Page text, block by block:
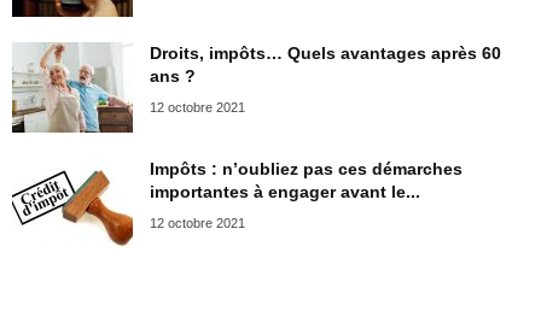
Droits, impôts… Quels avantages après 60
ans ?
12 octobre 2021
Impôts : n’oubliez pas ces démarches
importantes à engager avant le...
12 octobre 2021